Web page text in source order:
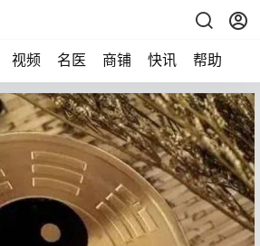
视频 名医 商铺 快讯 帮助